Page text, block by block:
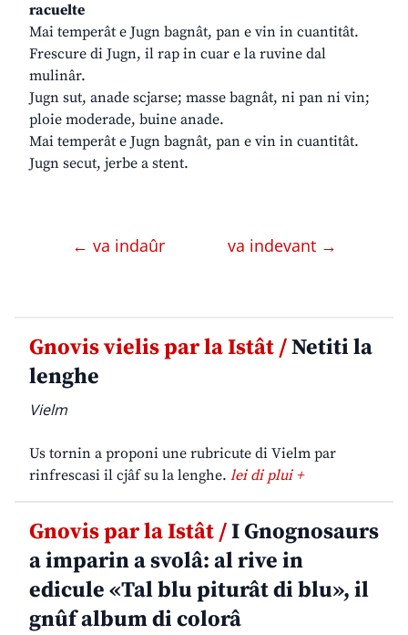
racuelte
Mai temperât e Jugn bagnât, pan e vin in cuantitât.
Frescure di Jugn, il rap in cuar e la ruvine dal
mulinâr.
Jugn sut, anade scjarse; masse bagnât, ni pan ni vin;
ploie moderade, buine anade.
Mai temperât e Jugn bagnât, pan e vin in cuantitât.
Jugn secut, jerbe a stent.
← va indaûr va indevant →
Gnovis vielis par la Istât /Netiti la
lenghe
Vielm
Us tornin a proponi une rubricute di Vielm par
rinfrescasi il cjâf su la lenghe. lei di plui +
Gnovis par la Istât /I Gnognosaurs
a imparin a svolâ: al rive in
edicule «Tal blu piturât di blu», il
gnûf album di colorâ